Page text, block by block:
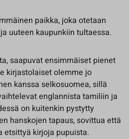
paikka, joka otetaan
uuteen kaupunkiin tultaessa.
saapuvat ensimmäiset pienet
kirjastolaiset olemme jo
kanssa selkosuomea, sillä
englannista tamiliin ja
on kuitenkin pystytty
hanskojen tapaus, sovittua että
etsittyä kirjoja pupuista.